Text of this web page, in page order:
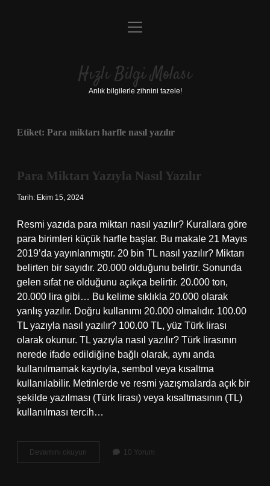
Anasayfa
Yasal Uyarı
menüyü
Hızlı Bilgi Molası
Anlık bilgilerle zihnini tazele!
Etiket: Para miktarı harfle nasıl yazılır
Para Miktarı Yazıyla Nasıl Yazılır
Tarih: Ekim 15, 2024
Resmi yazıda para miktarı nasıl yazılır? Kurallara göre
para birimleri küçük harfle başlar. Bu makale 21 Mayıs
2019’da yayınlanmıştır. 20 bin TL nasıl yazılır? Miktarı
belirten bir sayıdır. 20.000 olduğunu belirtir. Sonunda
gelen sıfat ne olduğunu açıkça belirtir. 20.000 ton,
20.000 lira gibi… Bu kelime sıklıkla 20.000 olarak
yanlış yazılır. Doğru kullanımı 20.000 olmalıdır. 100.00
TL yazıyla nasıl yazılır? 100.00 TL, yüz Türk lirası
olarak okunur. TL yazıyla nasıl yazılır? Türk lirasının
nerede ifade edildiğine bağlı olarak, aynı anda
kullanılmamak kaydıyla, sembol veya kısaltma
kullanılabilir. Metinlerde ve resmi yazışmalarda açık bir
şekilde yazılması (Türk lirası) veya kısaltmasının (TL)
kullanılması tercih…
Devamını okuyun
Miktarı
10 Yorum